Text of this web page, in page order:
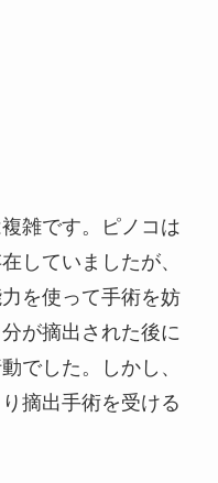
雑です。ピノコは
していましたが、
を使って手術を妨
が摘出された後に
でした。しかし、
摘出手術を受ける